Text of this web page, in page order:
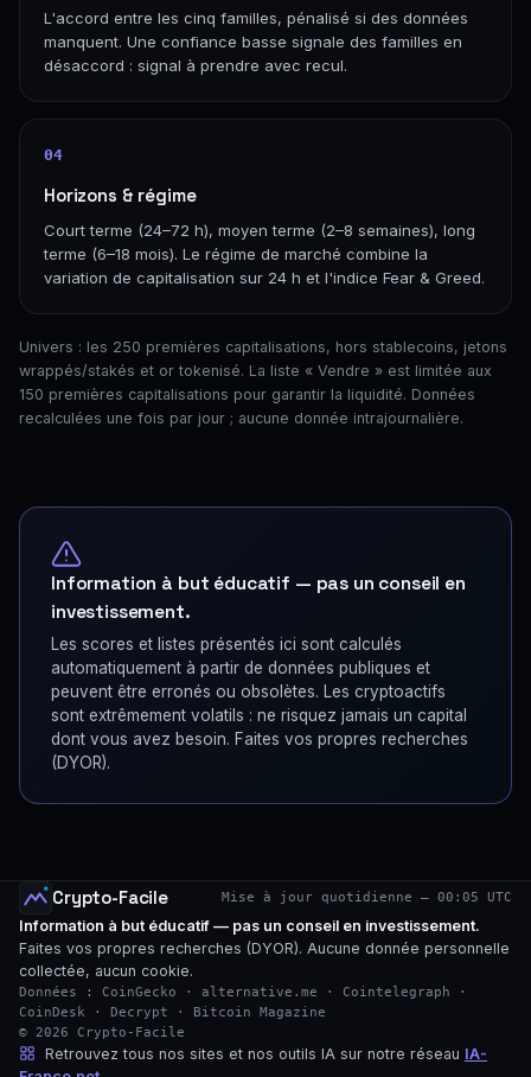
L'accord entre les cinq familles, pénalisé si des données
manquent. Une confiance basse signale des familles en
désaccord : signal à prendre avec recul.
04
Horizons & régime
Court terme (24–72 h), moyen terme (2–8 semaines), long
terme (6–18 mois). Le régime de marché combine la
variation de capitalisation sur 24 h et l'indice Fear & Greed.
Univers : les 250 premières capitalisations, hors stablecoins, jetons
wrappés/stakés et or tokenisé. La liste « Vendre » est limitée aux
150 premières capitalisations pour garantir la liquidité. Données
recalculées une fois par jour ; aucune donnée intrajournalière.
Information à but éducatif — pas un conseil en
investissement.
Les scores et listes présentés ici sont calculés
automatiquement à partir de données publiques et
peuvent être erronés ou obsolètes. Les cryptoactifs
sont extrêmement volatils : ne risquez jamais un capital
dont vous avez besoin. Faites vos propres recherches
(DYOR).
Crypto-Facile Mise à jour quotidienne — 00:05 UTC
Information à but éducatif — pas un conseil en investissement.
Faites vos propres recherches (DYOR). Aucune donnée personnelle
collectée, aucun cookie.
Données : CoinGecko · alternative.me · Cointelegraph ·
CoinDesk · Decrypt · Bitcoin Magazine
© 2026 Crypto-Facile
Retrouvez tous nos sites et nos outils IA sur notre réseau IA-